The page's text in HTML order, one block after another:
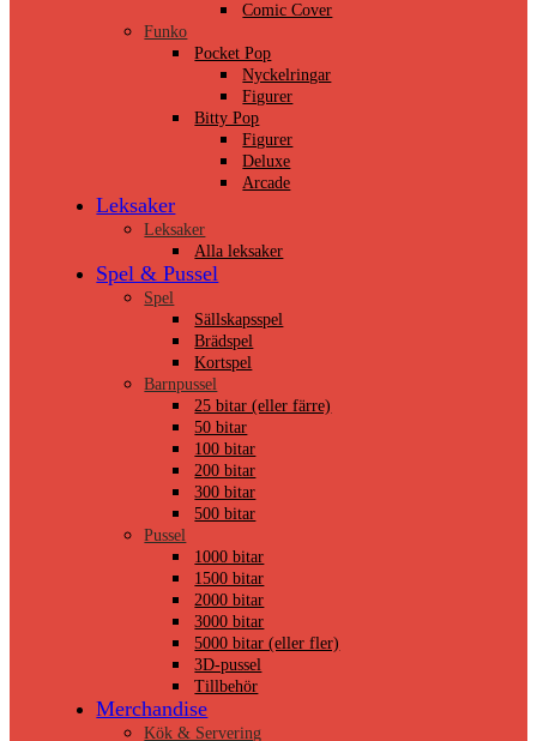
Comic Cover
Funko
Pocket Pop
Nyckelringar
Figurer
Bitty Pop
Figurer
Deluxe
Arcade
Leksaker
Leksaker
Alla leksaker
Spel & Pussel
Spel
Sällskapsspel
Brädspel
Kortspel
Barnpussel
25 bitar (eller färre)
50 bitar
100 bitar
200 bitar
300 bitar
500 bitar
Pussel
1000 bitar
1500 bitar
2000 bitar
3000 bitar
5000 bitar (eller fler)
3D-pussel
Tillbehör
Merchandise
Kök & Servering